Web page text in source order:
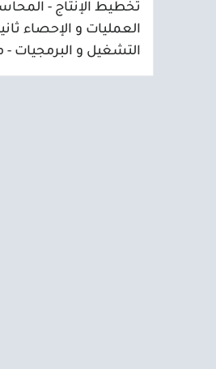
تخطيط الإنتاج -
العمليات و الإحصاء
التشغيل و البرمجيات